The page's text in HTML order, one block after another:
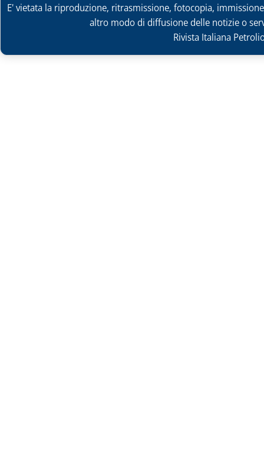
E' vietata la riproduzione, ritrasmissione, fotocopia,
altro modo di diffusione delle notizie o
Rivista Italiana